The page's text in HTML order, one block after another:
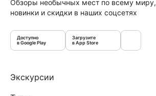
Обзоры необычных мест по всему миру,
новинки и скидки в наших соцсетях
Доступно
в Google Play
Загрузите
в App Store
Экскурсии